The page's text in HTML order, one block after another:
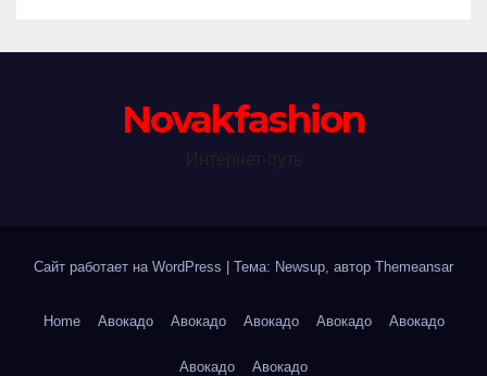
Novakfashion
Сайт работает на WordPress Тема: Newsup, автор Themeansar
Home Авокадо Авокадо Авокадо Авокадо Авокадо
Авокадо Авокадо